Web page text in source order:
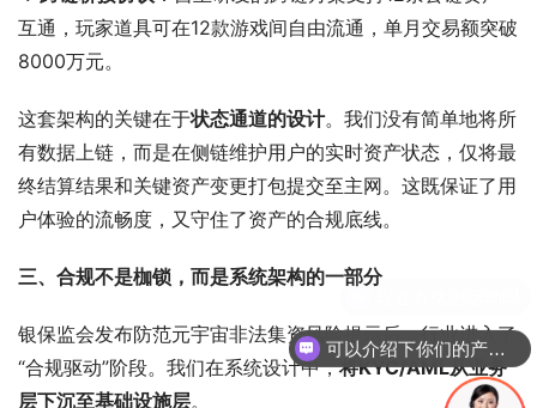
互通，玩家道具可在12款游戏间自由流通，单月交易额突破
8000万元。
这套架构的关键在于状态通道的设计。我们没有简单地将所
有数据上链，而是在侧链维护用户的实时资产状态，仅将最
终结算结果和关键资产变更打包提交至主网。这既保证了用
户体验的流畅度，又守住了资产的合规底线。
三、合规不是枷锁，而是系统架构的一部分
银保监会发布防范元宇宙非法集资风险提示后，行业进入了
“合规驱动”阶段。我们在系统设计中，将KYC/AML从业务
层下沉至基础设施层。
可以介绍下你们的产品么